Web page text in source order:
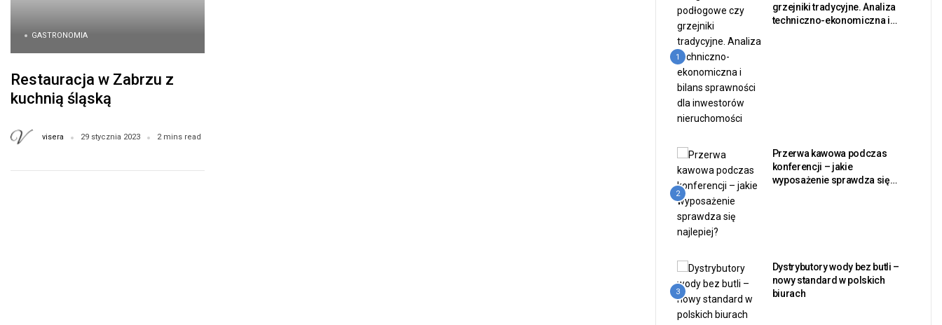
GASTRONOMIA
Restauracja w Zabrzu z
kuchnią śląską
visera 29 stycznia 2023 2 mins read
1
grzejniki tradycyjne. Analiza
techniczno-ekonomiczna i
2
Przerwa kawowa podczas
konferencji – jakie
wyposażenie sprawdza się
3
Dystrybutory wody bez butli –
nowy standard w polskich
biurach